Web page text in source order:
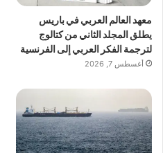
معهد العالم العربي في باريس
يطلق المجلد الثاني من كتالوج
لترجمة الفكر العربي إلى الفرنسية
أغسطس 7, 2026